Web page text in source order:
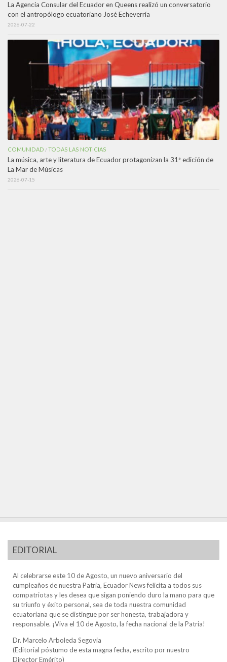
La Agencia Consular del Ecuador en Queens realizó un conversatorio
con el antropólogo ecuatoriano José Echeverría
2026-07-22
COMUNIDAD /TODAS LAS NOTICIAS
La música, arte y literatura de Ecuador protagonizan la 31ª edición de
La Mar de Músicas
2026-07-15
EDITORIAL
Al celebrarse este 10 de Agosto, un nuevo aniversario del
cumpleaños de nuestra Patria, Ecuador News felicita a todos sus
compatriotas y les desea que sigan poniendo duro la mano para que
su triunfo y éxito personal, sea de toda nuestra comunidad
ecuatoriana que se distingue por ser honesta, trabajadora y
responsable. ¡Viva el 10 de Agosto, la fecha nacional de la Patria!
Dr. Marcelo Arboleda Segovia
(Editorial póstumo de esta magna fecha, escrito por nuestro
Director Emérito)